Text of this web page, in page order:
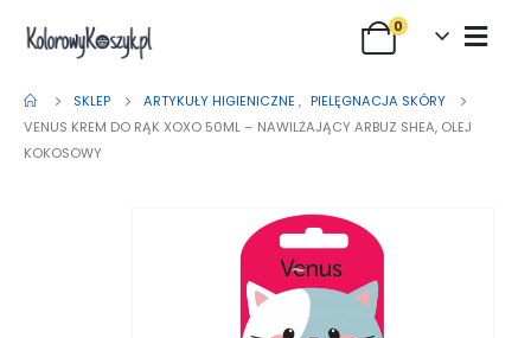
0
SKLEP ARTYKUŁY HIGIENICZNE , PIELĘGNACJA SKÓRY
VENUS KREM DO RĄK XOXO 50ML – NAWILŻAJĄCY ARBUZ SHEA, OLEJ
KOKOSOWY